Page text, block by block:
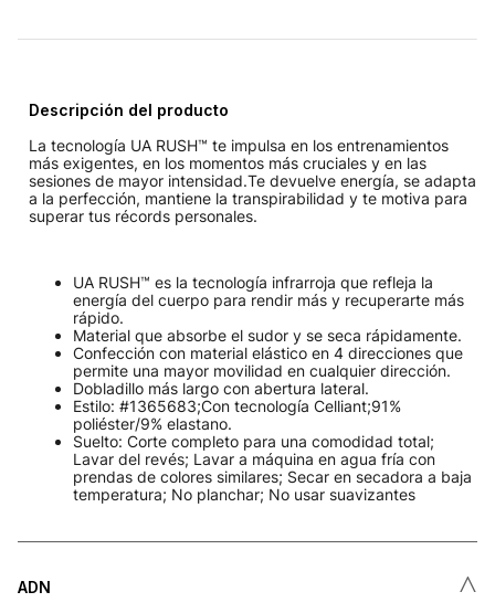
Descripción del producto
La tecnología UA RUSH™ te impulsa en los entrenamientos
más exigentes, en los momentos más cruciales y en las
sesiones de mayor intensidad.Te devuelve energía, se adapta
a la perfección, mantiene la transpirabilidad y te motiva para
superar tus récords personales.
UA RUSH™ es la tecnología infrarroja que refleja la
energía del cuerpo para rendir más y recuperarte más
rápido.
Material que absorbe el sudor y se seca rápidamente.
Confección con material elástico en 4 direcciones que
permite una mayor movilidad en cualquier dirección.
Dobladillo más largo con abertura lateral.
Estilo: #1365683;Con tecnología Celliant;91%
poliéster/9% elastano.
Suelto: Corte completo para una comodidad total;
Lavar del revés; Lavar a máquina en agua fría con
prendas de colores similares; Secar en secadora a baja
temperatura; No planchar; No usar suavizantes
ADN ˄